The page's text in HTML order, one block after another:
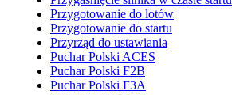
Przygotowanie do lotów
Przygotowanie do startu
Przyrząd do ustawiania
Puchar Polski ACES
Puchar Polski F2B
Puchar Polski F3A